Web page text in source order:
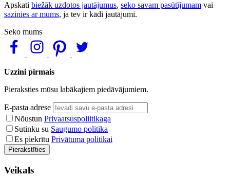
Apskati biežāk uzdotos jautājumus, seko savam pasūtījumam vai
sazinies ar mums, ja tev ir kādi jautājumi.
Seko mums
Uzzini pirmais
Pieraksties mūsu labākajiem piedāvājumiem.
E-pasta adrese
Nõustun Privaatsuspoliitikaga
Sutinku su Saugumo politika
Es piekrītu Privātuma politikai
Pierakstīties
Veikals